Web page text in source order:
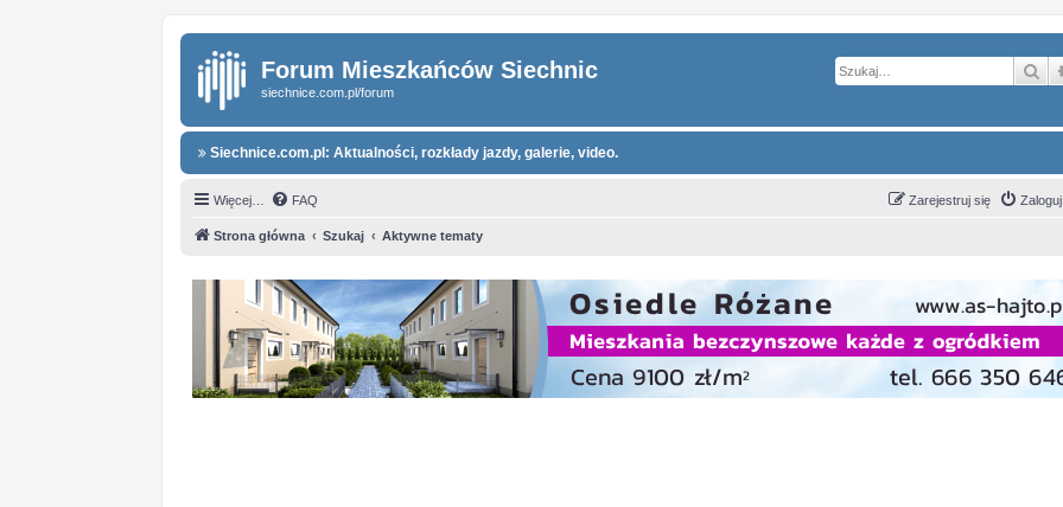
Forum Mieszkańców Siechnic
siechnice.com.pl/forum
Siechnice.com.pl: Aktualności, rozkłady jazdy, galerie, video.
Więcej… FAQ Zarejestruj się
Strona główna Szukaj Aktywne tematy